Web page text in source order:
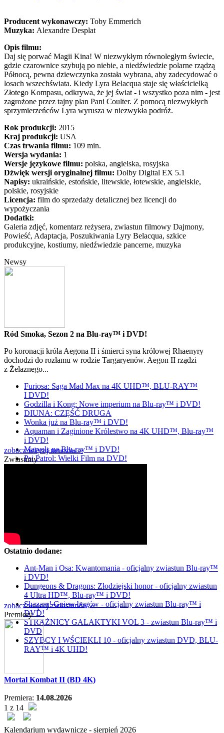
Producent wykonawczy: Toby Emmerich
Muzyka: Alexandre Desplat
Opis filmu:
Daj się porwać Magii Kina! W niezwykłym równoległym świecie,
gdzie czarownice szybują po niebie, a niedźwiedzie polarne rządzą
Północą, pewna dziewczynka została wybrana, aby zadecydować o
losach wszechświata. Kiedy Lyra Belacqua staje się właścicielką
Złotego Kompasu, odkrywa, że jej świat - i wszystko poza nim - jest
zagrożone przez tajny plan Pani Coulter. Z pomocą niezwykłych
sprzymierzeńców Lyra wyrusza w niezwykła podróż.
Rok produkcji: 2015
Kraj produkcji: USA
Czas trwania filmu: 109 min.
Wersja wydania: 1
Wersje językowe filmu: polska, angielska, rosyjska
Dźwięk wersji oryginalnej filmu: Dolby Digital EX 5.1
Napisy: ukraińskie, estońskie, litewskie, łotewskie, angielskie,
polskie, rosyjskie
Licencja: film do sprzedaży detalicznej bez licencji do
wypożyczania
Dodatki:
Galeria zdjęć, komentarz reżysera, zwiastun filmowy Dajmony,
Powieść, Adaptacja, Poszukiwania Lyry Belacqua, szkice
produkcyjne, kostiumy, niedźwiedzie pancerne, muzyka
Newsy
Ród Smoka, Sezon 2 na Blu-ray™ i DVD!
Po koronacji króla Aegona II i śmierci syna królowej Rhaenyry
dochodzi do rozłamu w rodzie Targaryenów. Aegon II rządzi
z Żelaznego...
Furiosa: Saga Mad Max na 4K UHD™, BLU-RAY™
I DVD!
Godzilla i Kong: Nowe imperium na Blu-ray™ i DVD!
DIUNA: CZĘŚĆ DRUGA
Wonka już na Blu-ray™ i DVD!
Aquaman i Zaginione Królestwo na 4K UHD™, Blu-ray™
i DVD!
Marvels na Blu-ray™ i DVD!
Psi Patrol: Wielki Film na DVD!
zobacz więcej newsów »
Zwiastuny
Ostatnio dodane:
Ant-Man i Osa: Kwantomania - oficjalny zwiastun Blu-ray™
i DVD!
Dungeons & Dragons: Złodziejski honor - oficjalny zwiastun
4 Ultra HD™, Blu-ray™ i DVD!
Shazam! Gniew bogów - oficjalny zwiastun Blu-ray™ i
DVD!
STRAŻNICY GALAKTYKI VOL 3 - zwiastun Blu-ray™ i
DVD
SZYBCY I WŚCIEKLI 10 - oficjalny zwiastun DVD, BLU-
RAY™ i 4K UHD!
zobacz więcej zwiastunów »
Premiery
Mortal Kombat II (BD 4K)
Premiera: 14.08.2026
1 z 14
Kalendarium wydawnicze - sierpień 2026